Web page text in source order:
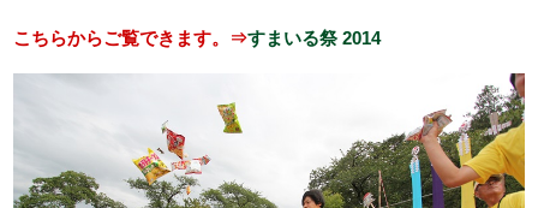
こちらからご覧できます。⇒すまいる祭 2014